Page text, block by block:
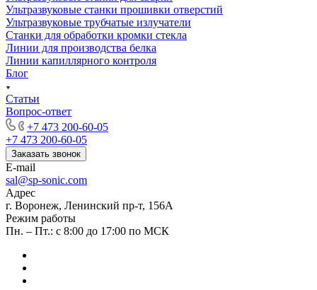
Ультразвуковые станки прошивки отверстий
Ультразвуковые трубчатые излучатели
Станки для обработки кромки стекла
Линии для производства белка
Линии капиллярного контроля
Блог
Статьи
Вопрос-ответ
+7 473 200-60-05
+7 473 200-60-05
Заказать звонок
E-mail
sal@sp-sonic.com
Адрес
г. Воронеж, Ленинский пр-т, 156А
Режим работы
Пн. – Пт.: с 8:00 до 17:00 по МСК